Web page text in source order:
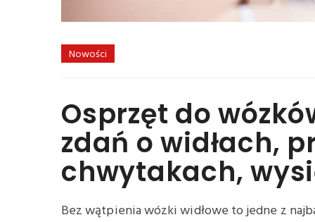
Nowości
Osprzęt do
zdań o widłach,
chwytakach,
Bez wątpienia wózki widłowe to jedne z